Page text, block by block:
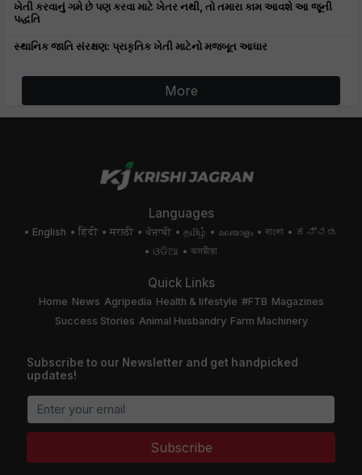
ખેતી કરવાનું ગમે છે પણ કરવા માટે ખેતર નથી, તો તમારા કામ આવશે આ જૂની
પદ્ધતિ
સ્થાનિક જાતિ સંરક્ષણ: પ્રાકૃતિક ખેતી માટેનો મજબૂત આધાર
More
Languages
English हिंदी मराठी ਪੰਜਾਬੀ தமிழ் മലയാളം বাংলা
ಕನ್ನಡ
ଓଡିଆ
অসমীয়া
Quick Links
Home News Agripedia Health & lifestyle #FTB Magazines
Success Stories Animal Husbandry Farm Machinery
Subscribe to our Newsletter and get handpicked
updates!
Subscribe